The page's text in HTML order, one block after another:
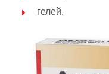
гелей.